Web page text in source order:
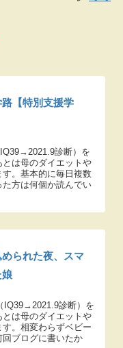
【特別支援学
診断）を
は母のダイエットや
。基本的に毎日複数
方は何個か読んでい
られた夜、スマ
娘
IQ39→2021.9診断）を
は母のダイエットや
。相変わらずベビー
ブログに書いたか